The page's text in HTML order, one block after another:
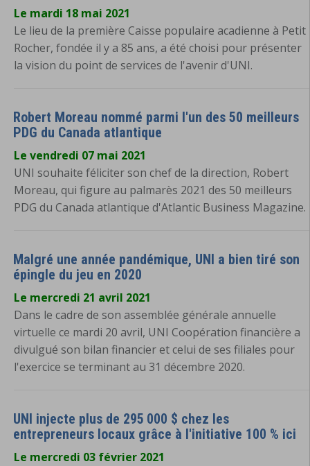
Le mardi 18 mai 2021
Le lieu de la première Caisse populaire acadienne à Petit
Rocher, fondée il y a 85 ans, a été choisi pour présenter
la vision du point de services de l'avenir d'UNI.
Robert Moreau nommé parmi l'un des 50 meilleurs
PDG du Canada atlantique
Le vendredi 07 mai 2021
UNI souhaite féliciter son chef de la direction, Robert
Moreau, qui figure au palmarès 2021 des 50 meilleurs
PDG du Canada atlantique d'Atlantic Business Magazine.
Malgré une année pandémique, UNI a bien tiré son
épingle du jeu en 2020
Le mercredi 21 avril 2021
Dans le cadre de son assemblée générale annuelle
virtuelle ce mardi 20 avril, UNI Coopération financière a
divulgué son bilan financier et celui de ses filiales pour
l'exercice se terminant au 31 décembre 2020.
UNI injecte plus de 295 000 $ chez les
entrepreneurs locaux grâce à l'initiative 100 % ici
Le mercredi 03 février 2021